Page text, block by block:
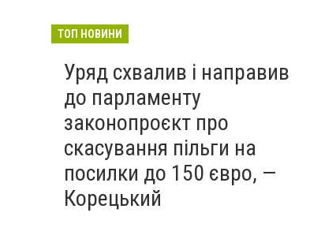
ТОП НОВИНИ
Уряд схвалив і направив
до парламенту
законопроєкт про
скасування пільги на
посилки до 150 євро, —
Корецький